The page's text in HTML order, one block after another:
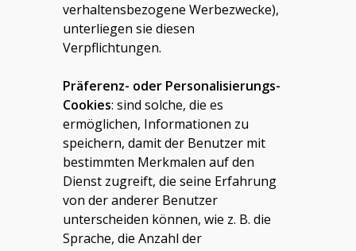
verhaltensbezogene Werbezwecke),
unterliegen sie diesen
Verpflichtungen.
Präferenz- oder Personalisierungs-
Cookies: sind solche, die es
ermöglichen, Informationen zu
speichern, damit der Benutzer mit
bestimmten Merkmalen auf den
Dienst zugreift, die seine Erfahrung
von der anderer Benutzer
unterscheiden können, wie z. B. die
Sprache, die Anzahl der